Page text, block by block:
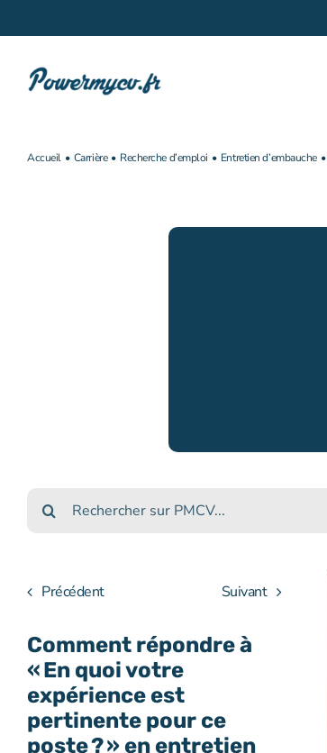
au
contenu
Accueil Carrière Recherche d’emploi Entretien d’embauche
Rechercher :
Précédent Suivant
Comment répondre à
« En quoi votre
expérience est
pertinente pour ce
poste ? » en entretien